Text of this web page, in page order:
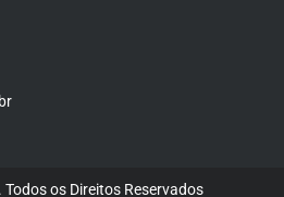
os Direitos Reservados